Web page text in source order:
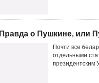
Правда о Пушкине, или
Почти все
отдельными
президентским